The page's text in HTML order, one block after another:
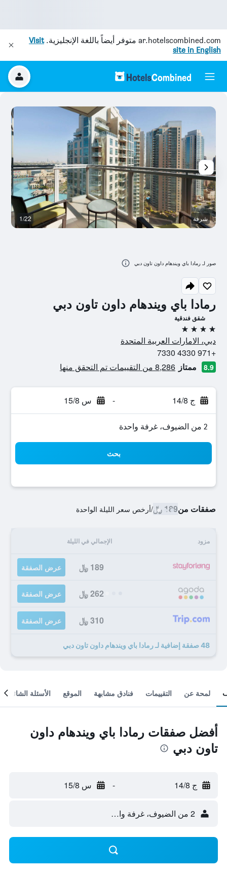
ar.hotelscombined.com متوفر أيضاً باللغة الإنجليزية.Visit
site in English
رمادا باي ويندهام داون تاون دبي
شقق فندقية
4 نجوم
دبي، الامارات العربية المتحدة
+971 4330 7330
8.9 ممتاز 8,286 من التقييمات تم التحقق منها
ج 14/8 - س 15/8
2 من الضيوف، غرفة واحدة
بحث
صفقات من189 ﷼ /أرخص سعر الليلة الواحدة
مزود الإجمالي في الليلة
189 ﷼ عرض الصفقة
262 ﷼ عرض الصفقة
310 ﷼ عرض الصفقة
48 صفقة إضافية لـ رمادا باي ويندهام داون تاون دبي
شرفة 1/22
صور لـ رمادا باي ويندهام داون تاون دبي
لمحة عن التقييمات فنادق مشابهة الموقع الأسئلة الشائعة
أفضل صفقات رمادا باي ويندهام داون
تاون دبي
ج 14/8 - س 15/8
2 من الضيوف، غرفة واحدة